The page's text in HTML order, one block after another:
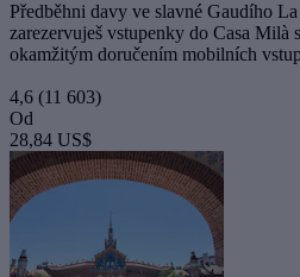
Předběhni davy ve slavné Gaudího
zarezervuješ vstupenky do Casa Milà
okamžitým doručením mobilních
4,6 (11 603)
Od
28,84 US$